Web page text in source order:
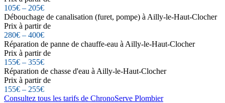
105€ – 205€
Débouchage de canalisation (furet, pompe) à Ailly-le-Haut-Clocher
Prix à partir de
280€ – 400€
Réparation de panne de chauffe-eau à Ailly-le-Haut-Clocher
Prix à partir de
155€ – 355€
Réparation de chasse d'eau à Ailly-le-Haut-Clocher
Prix à partir de
155€ – 255€
Consultez tous les tarifs de ChronoServe Plombier